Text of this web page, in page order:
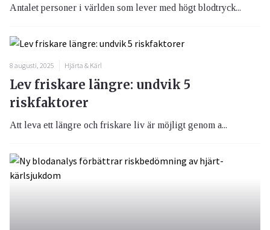
Antalet personer i världen som lever med högt blodtryck...
8 augusti, 2025 Hjärta & Kärl
Lev friskare längre: undvik 5
riskfaktorer
Att leva ett längre och friskare liv är möjligt genom a...